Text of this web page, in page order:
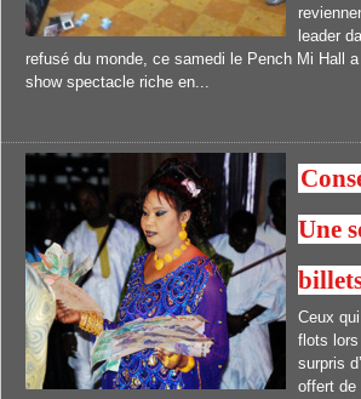
leader
refusé du monde, ce samedi le Pench Mi Hall
show spectacle riche en...
Une
Ceux
flots
surpris
offert de